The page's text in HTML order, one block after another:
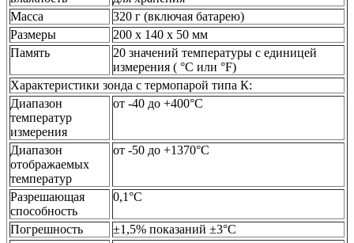
Масса
320 г (включая батарею)
Размеры
200 x 140 x 50 мм
Память
20 значений температуры с единицей
измерения ( °C или °F)
Характеристики зонда с термопарой типа К:
Диапазон
температур
измерения
от -40 до +400°C
Диапазон
отображаемых
температур
от -50 до +1370°C
Разрешающая
способность
0,1°C
Погрешность
±1,5% показаний ±3°C